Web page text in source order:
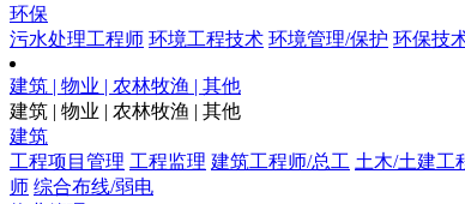
环保
污水处理工程师 环境工程技术 环境管理/保护 环保技
建筑 | 物业 | 农林牧渔 | 其他
建筑 | 物业 | 农林牧渔 | 其他
建筑
工程项目管理 工程监理 建筑工程师/总工 土木/土建工
师 综合布线/弱电